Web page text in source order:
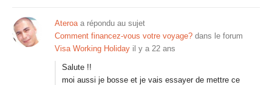
Ateroaa répondu au sujet
Comment financez-vous votre voyage? dans le forum
Visa Working Holiday il y a 22 ans
Salute !!
moi aussi je bosse et je vais essayer de mettre ce